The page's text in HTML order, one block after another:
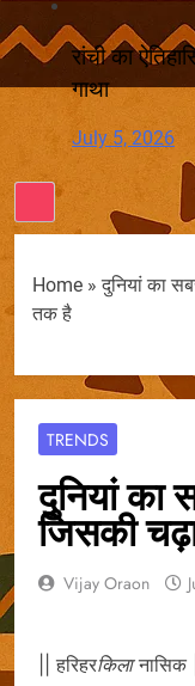
रांची का
गाथा
July 5, 2026
Home »दुनियां का
तक है
TRENDS
दुनियां
जिसकी
Vijay Oraon
|| हरिहरकिलानासिक ||